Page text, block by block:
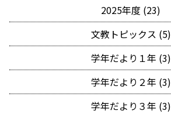
2025年度 (23)
文教トピックス (5)
学年だより１年 (3)
学年だより２年 (3)
学年だより３年 (3)